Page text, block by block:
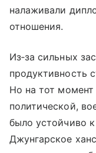
налаживали
отношения.
Из‑за сильных
продуктивность
Но на тот момент
политической,
было устойчиво
Джунгарское